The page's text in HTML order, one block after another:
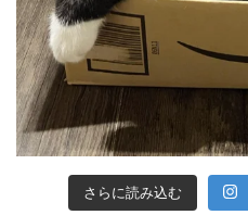
さらに読み込む